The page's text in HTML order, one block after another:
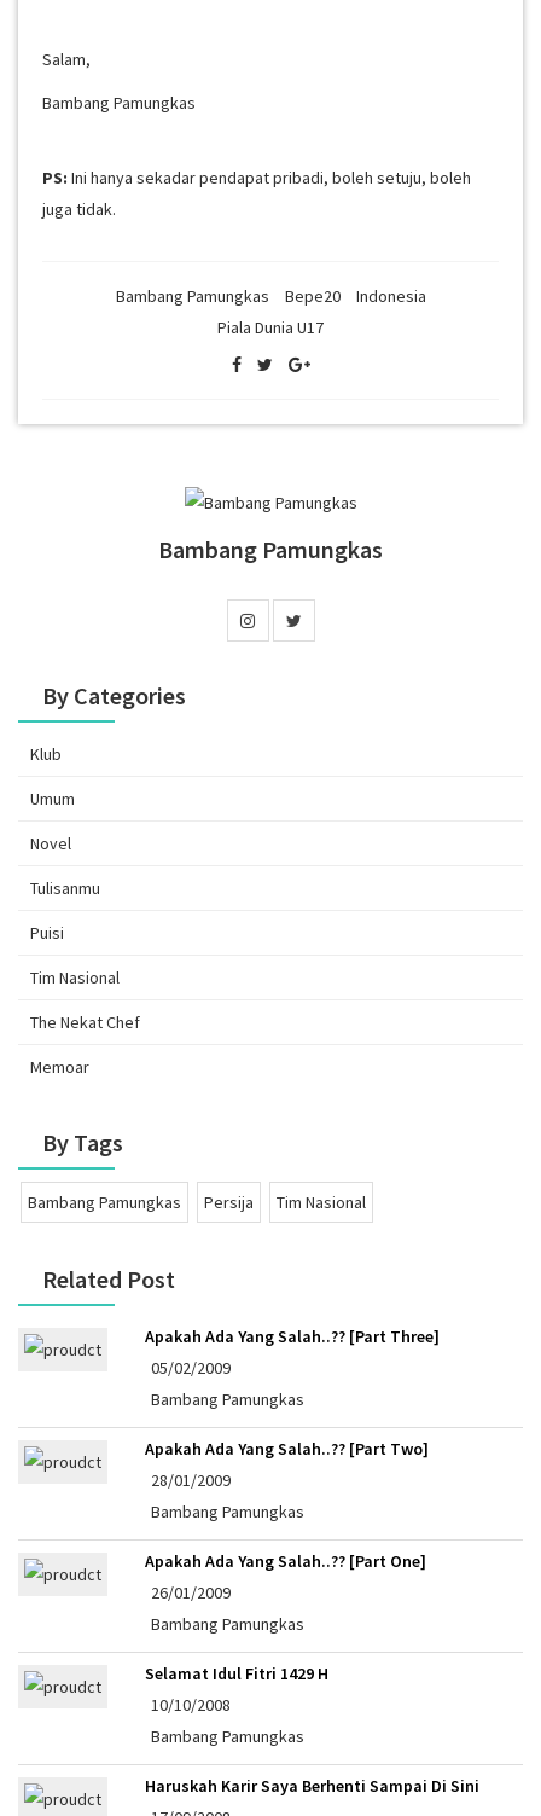
Salam,
Bambang Pamungkas
PS: Ini hanya sekadar pendapat pribadi, boleh setuju, boleh
juga tidak.
Bambang Pamungkas Bepe20
Indonesia
Piala Dunia U17
Bambang Pamungkas
By Categories
Klub
Umum
Novel
Tulisanmu
Puisi
Tim Nasional
The Nekat Chef
Memoar
By Tags
Bambang Pamungkas Persija Tim Nasional
Related Post
Apakah Ada Yang Salah..?? [Part Three]
05/02/2009
Bambang Pamungkas
Apakah Ada Yang Salah..?? [Part Two]
28/01/2009
Bambang Pamungkas
Apakah Ada Yang Salah..?? [Part One]
26/01/2009
Bambang Pamungkas
Selamat Idul Fitri 1429 H
10/10/2008
Bambang Pamungkas
Haruskah Karir Saya Berhenti Sampai Di Sini